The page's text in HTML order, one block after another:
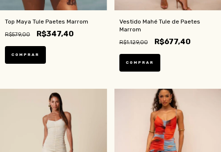
Top Maya Tule Paetes Marrom
R$579,00 R$347,40
COMPRAR
Vestido Mahé Tule de Paetes
Marrom
R$1.129,00 R$677,40
COMPRAR